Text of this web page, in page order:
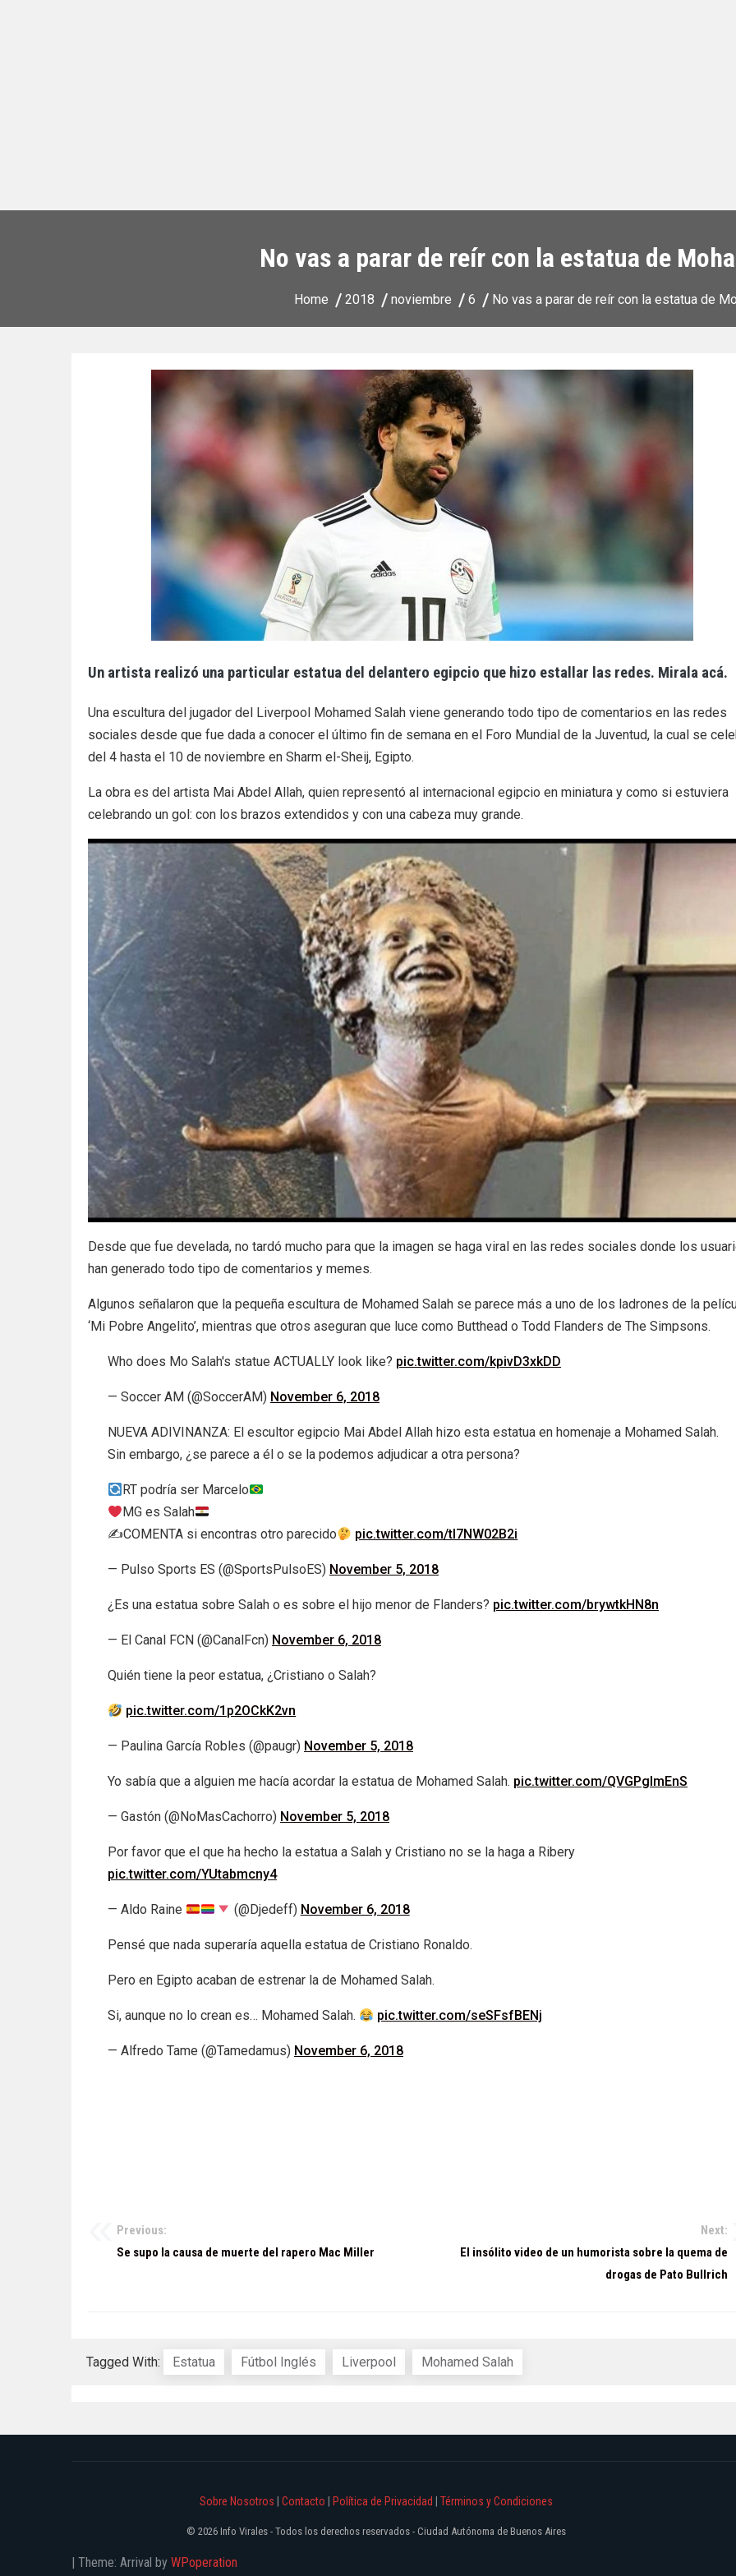
No vas a parar de reír con la estatua de
Home 2018 noviembre 6 No vas a parar de reír con la estatua de
Un artista realizó una particular estatua del delantero egipcio que hizo estallar las redes. Mirala acá.
Una escultura del jugador del Liverpool Mohamed Salah viene generando todo tipo de comentarios en las redes
sociales desde que fue dada a conocer el último fin de semana en el Foro Mundial de la Juventud, la cual se
del 4 hasta el 10 de noviembre en Sharm el-Sheij, Egipto.
La obra es del artista Mai Abdel Allah, quien representó al internacional egipcio en miniatura y como si estuviera
celebrando un gol: con los brazos extendidos y con una cabeza muy grande.
Desde que fue develada, no tardó mucho para que la imagen se haga viral en las redes sociales donde los
han generado todo tipo de comentarios y memes.
Algunos señalaron que la pequeña escultura de Mohamed Salah se parece más a uno de los ladrones de la
‘Mi Pobre Angelito’, mientras que otros aseguran que luce como Butthead o Todd Flanders de The Simpsons.
Who does Mo Salah's statue ACTUALLY look like? pic.twitter.com/kpivD3xkDD
— Soccer AM (@SoccerAM) November 6, 2018
NUEVA ADIVINANZA: El escultor egipcio Mai Abdel Allah hizo esta estatua en homenaje a Mohamed Salah.
Sin embargo, ¿se parece a él o se la podemos adjudicar a otra persona?
RT podría ser Marcelo
MG es Salah
✍COMENTA si encontras otro parecido pic.twitter.com/tI7NW02B2i
— Pulso Sports ES (@SportsPulsoES) November 5, 2018
¿Es una estatua sobre Salah o es sobre el hijo menor de Flanders? pic.twitter.com/brywtkHN8n
— El Canal FCN (@CanalFcn) November 6, 2018
Quién tiene la peor estatua, ¿Cristiano o Salah?
pic.twitter.com/1p2OCkK2vn
— Paulina García Robles (@paugr) November 5, 2018
Yo sabía que a alguien me hacía acordar la estatua de Mohamed Salah. pic.twitter.com/QVGPglmEnS
— Gastón (@NoMasCachorro) November 5, 2018
Por favor que el que ha hecho la estatua a Salah y Cristiano no se la haga a Ribery
pic.twitter.com/YUtabmcny4
— Aldo Raine (@Djedeff) November 6, 2018
Pensé que nada superaría aquella estatua de Cristiano Ronaldo.
Pero en Egipto acaban de estrenar la de Mohamed Salah.
Si, aunque no lo crean es… Mohamed Salah. pic.twitter.com/seSFsfBENj
— Alfredo Tame (@Tamedamus) November 6, 2018
Navegación
Previous:
Se supo la causa de muerte del rapero Mac Miller
Next:
El insólito video de un humorista sobre la quema de
drogas de Pato Bullrich
Tagged With: Estatua Fútbol Inglés Liverpool Mohamed Salah
Sobre Nosotros Contacto Política de Privacidad Términos y Condiciones
© 2026 Info Virales - Todos los derechos reservados - Ciudad Autónoma de Buenos Aires
| Theme: Arrival by WPoperation